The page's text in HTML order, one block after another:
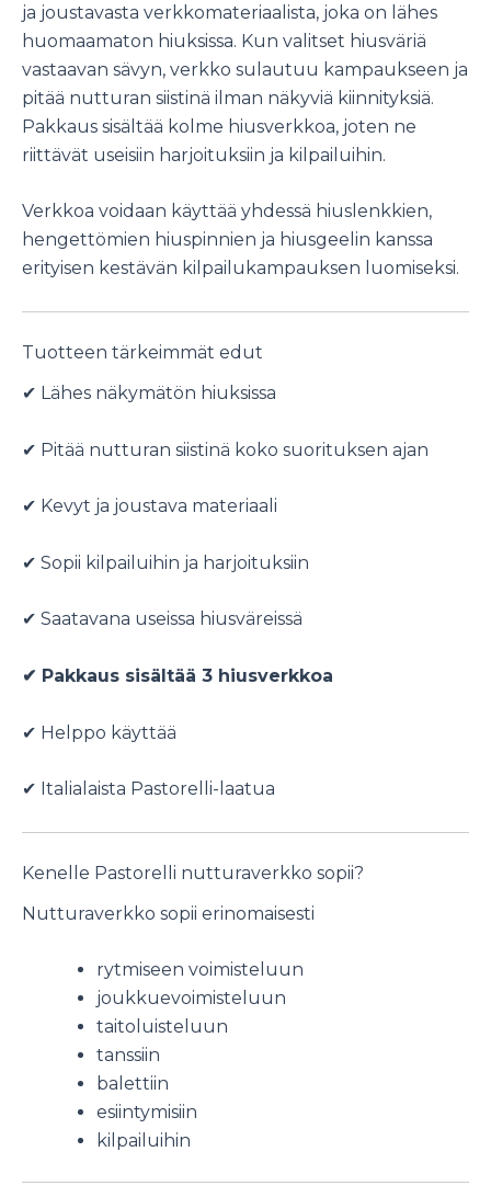
ja joustavasta verkkomateriaalista, joka on lähes
huomaamaton hiuksissa. Kun valitset hiusväriä
vastaavan sävyn, verkko sulautuu kampaukseen ja
pitää nutturan siistinä ilman näkyviä kiinnityksiä.
Pakkaus sisältää kolme hiusverkkoa, joten ne
riittävät useisiin harjoituksiin ja kilpailuihin.
Verkkoa voidaan käyttää yhdessä hiuslenkkien,
hengettömien hiuspinnien ja hiusgeelin kanssa
erityisen kestävän kilpailukampauksen luomiseksi.
Tuotteen tärkeimmät edut
✔ Lähes näkymätön hiuksissa
✔ Pitää nutturan siistinä koko suorituksen ajan
✔ Kevyt ja joustava materiaali
✔ Sopii kilpailuihin ja harjoituksiin
✔ Saatavana useissa hiusväreissä
✔ Pakkaus sisältää 3 hiusverkkoa
✔ Helppo käyttää
✔ Italialaista Pastorelli-laatua
Kenelle Pastorelli nutturaverkko sopii?
Nutturaverkko sopii erinomaisesti
rytmiseen voimisteluun
joukkuevoimisteluun
taitoluisteluun
tanssiin
balettiin
esiintymisiin
kilpailuihin